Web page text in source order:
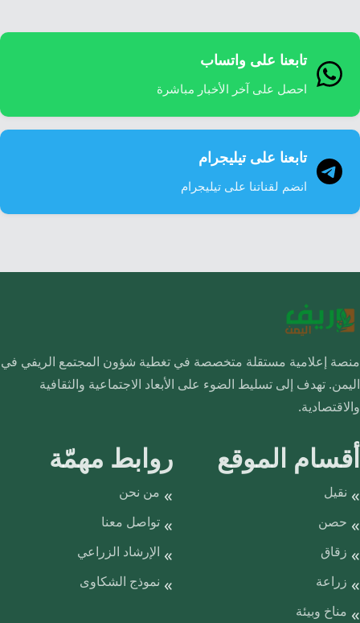
تابعنا على واتساب
احصل على آخر الأخبار مباشرة
تابعنا على تيليجرام
انضم لقناتنا على تيليجرام
منصة إعلامية مستقلة متخصصة في تغطية شؤون المجتمع الريفي في
اليمن. تهدف إلى تسليط الضوء على الأبعاد الاجتماعية والثقافية
والاقتصادية.
أقسام الموقع
نقيل
حصن
زقاق
زراعة
مناخ وبيئة
روابط مهمّة
من نحن
تواصل معنا
الإرشاد الزراعي
نموذج الشكاوى